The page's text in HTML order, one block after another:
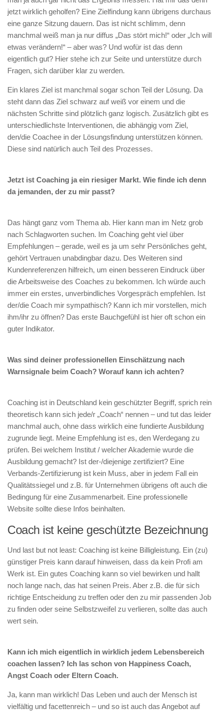
jetzt wirklich geholfen? Eine Zielfindung kann übrigens durchaus
eine ganze Sitzung dauern. Das ist nicht schlimm, denn
manchmal weiß man ja nur diffus „Das stört mich!“ oder „Ich will
etwas verändern!“ – aber was? Und wofür ist das denn
eigentlich gut? Hier stehe ich zur Seite und unterstütze durch
Fragen, sich darüber klar zu werden.
Ein klares Ziel ist manchmal sogar schon Teil der Lösung. Da
steht dann das Ziel schwarz auf weiß vor einem und die
nächsten Schritte sind plötzlich ganz logisch. Zusätzlich gibt es
unterschiedlichste Interventionen, die abhängig vom Ziel,
den/die Coachee in der Lösungsfindung unterstützen können.
Diese sind natürlich auch Teil des Prozesses.
Jetzt ist Coaching ja ein riesiger Markt. Wie finde ich denn
da jemanden, der zu mir passt?
Das hängt ganz vom Thema ab. Hier kann man im Netz grob
nach Schlagworten suchen. Im Coaching geht viel über
Empfehlungen – gerade, weil es ja um sehr Persönliches geht,
gehört Vertrauen unabdingbar dazu. Des Weiteren sind
Kundenreferenzen hilfreich, um einen besseren Eindruck über
die Arbeitsweise des Coaches zu bekommen. Ich würde auch
immer ein erstes, unverbindliches Vorgespräch empfehlen. Ist
der/die Coach mir sympathisch? Kann ich mir vorstellen, mich
ihm/ihr zu öffnen? Das erste Bauchgefühl ist hier oft schon ein
guter Indikator.
Was sind deiner professionellen Einschätzung nach
Warnsignale beim Coach? Worauf kann ich achten?
Coaching ist in Deutschland kein geschützter Begriff, sprich rein
theoretisch kann sich jede/r „Coach“ nennen – und tut das leider
manchmal auch, ohne dass wirklich eine fundierte Ausbildung
zugrunde liegt. Meine Empfehlung ist es, den Werdegang zu
prüfen. Bei welchem Institut / welcher Akademie wurde die
Ausbildung gemacht? Ist der-/diejenige zertifiziert? Eine
Verbands-Zertifizierung ist kein Muss, aber in jedem Fall ein
Qualitätssiegel und z.B. für Unternehmen übrigens oft auch die
Bedingung für eine Zusammenarbeit. Eine professionelle
Website sollte diese Infos beinhalten.
Coach ist keine geschützte Bezeichnung
Und last but not least: Coaching ist keine Billigleistung. Ein (zu)
günstiger Preis kann darauf hinweisen, dass da kein Profi am
Werk ist. Ein gutes Coaching kann so viel bewirken und hallt
noch lange nach, das hat seinen Preis. Aber z.B. die für sich
richtige Entscheidung zu treffen oder den zu mir passenden Job
zu finden oder seine Selbstzweifel zu verlieren, sollte das auch
wert sein.
Kann ich mich eigentlich in wirklich jedem Lebensbereich
coachen lassen? Ich las schon von Happiness Coach,
Angst Coach oder Eltern Coach.
Ja, kann man wirklich! Das Leben und auch der Mensch ist
vielfältig und facettenreich – und so ist auch das Angebot auf